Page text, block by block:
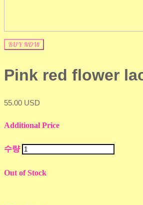
BUY NOW
Pink red flower
55.00 USD
Additional Price
수량
Out of Stock